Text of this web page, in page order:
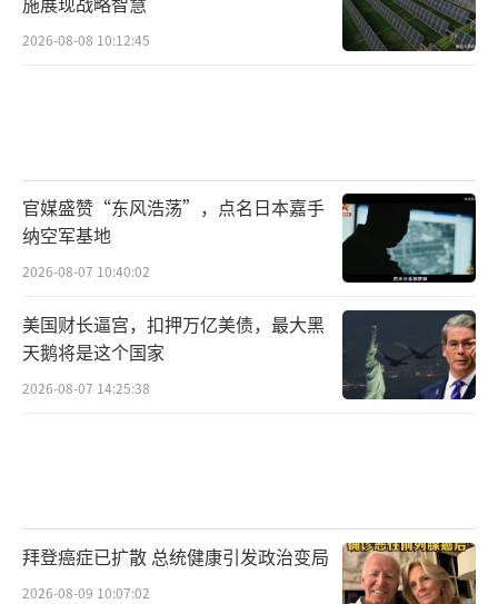
吸取教训，调整政策，或许还有机会重新融入
主流。要是继续犟下去，只能眼睁睁看着自己
2026-08-08 10:12:45
官媒盛赞“东风浩荡”，点名日本嘉手
纳空军基地
2026-08-07 10:40:02
美国财长逼宫，扣押万亿美债，最大黑
天鹅将是这个国家
2026-08-07 14:25:38
拜登癌症已扩散 总统健康引发政治变局
2026-08-09 10:07:02